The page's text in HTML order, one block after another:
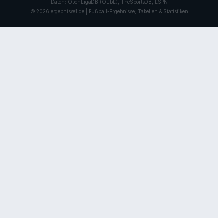
Daten: OpenLigaDB (ODbL), TheSportsDB, ESPN
© 2026 ergebnisse1.de | Fußball-Ergebnisse, Tabellen & Statistiken